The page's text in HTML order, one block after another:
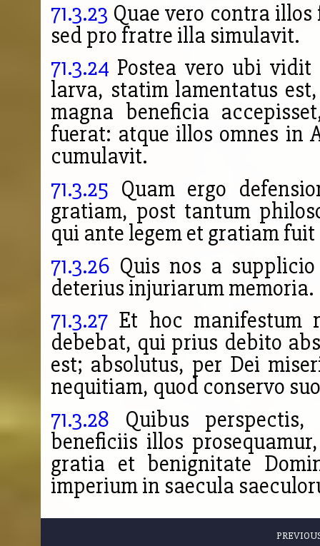
71.3.23 Quae vero contra
sed pro fratre illa simulavit.
71.3.24 Postea vero ubi
larva, statim lamentatus
magna beneficia
fuerat: atque illos omnes in
cumulavit.
71.3.25 Quam ergo
gratiam, post tantum
qui ante legem et gratiam
71.3.26 Quis nos a
deterius injuriarum memoria.
71.3.27Et hoc manifestum
debebat, qui prius debito
est; absolutus, per Dei
nequitiam, quod conservo
71.3.28 Quibus
beneficiis illos
gratia et benignitate
imperium in saecula